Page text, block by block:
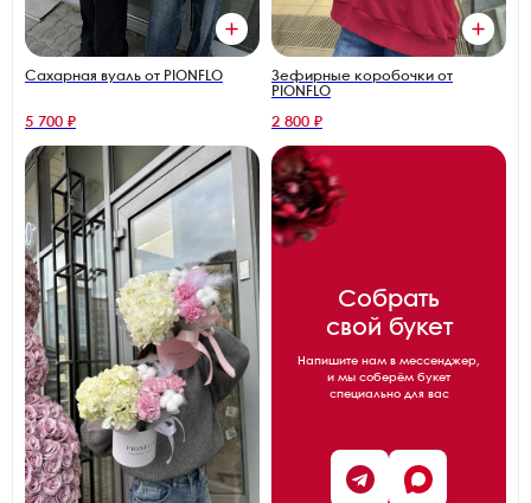
Сахарная вуаль от PIONFLO
5 700 ₽
Зефирные коробочки от
PIONFLO
2 800 ₽
Собрать
свой букет
Напишите нам в мессенджер,
и мы соберём букет
специально для вас